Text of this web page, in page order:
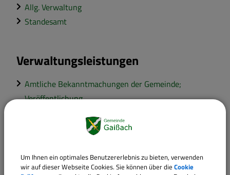
Allg. Verwaltung
Standesamt
Verwaltungsleistungen
Amtliche Bekanntmachungen der Gemeinde;
Veröffentlichung
Beauftragte der Gemeinde; Bestellung oder Wahl
Unterhaltung
Bestattungsrecht; Behördliche Überwachung
Um Ihnen ein optimales Benutzererlebnis zu bieten, verwenden
wir auf dieser Webseite Cookies. Sie können über die Cookie